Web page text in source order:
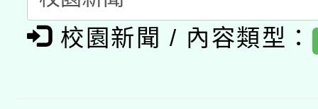
薪期間赴陸應申請許可
轉知經濟部水利署委託
業技術研究院辦理「
115年8月22日(星期六
校園新聞 / 內容類型：